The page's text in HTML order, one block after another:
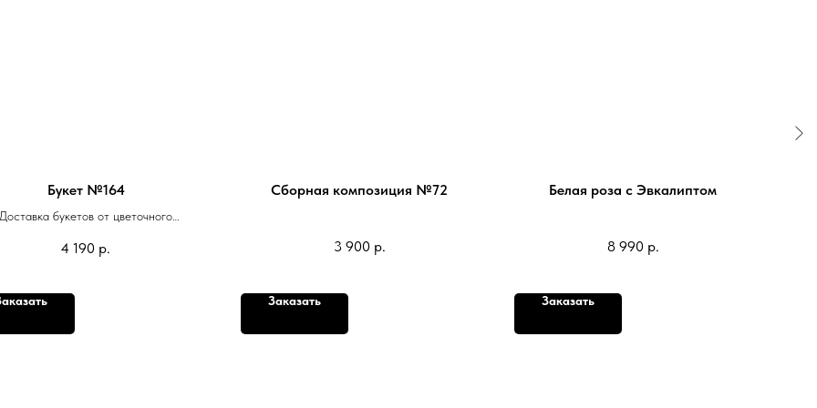
Букет №164
Доставка букетов от цветочного
4 190 р.
Сборная композиция №72
3 900 р.
Заказать
Белая роза с Эвкалиптом
8 990 р.
Заказать